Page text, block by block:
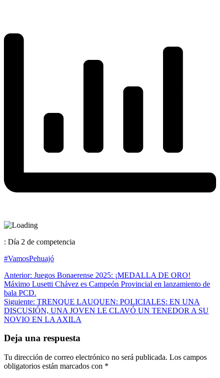
: Día 2 de competencia
#VamosPehuajó
Navegación
de
entradas
Anterior: Juegos Bonaerense 2025: ¡MEDALLA DE ORO!
Máximo Lusetti Chávez es Campeón Provincial en lanzamiento de
bala PCD.
Siguiente: TRENQUE LAUQUEN: POLICIALES: EN UNA
DISCUSIÓN, UNA JOVEN LE CLAVÓ UN TENEDOR A SU
NOVIO EN LA AXILA
Deja una respuesta
Tu dirección de correo electrónico no será publicada. Los campos
obligatorios están marcados con *